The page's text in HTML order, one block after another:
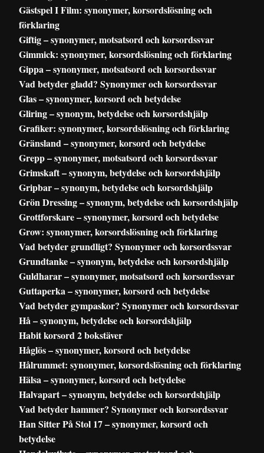
Gästspel I Film: synonymer, korsordslösning och
förklaring
Giftig – synonymer, motsatsord och korsordssvar
Gimmick: synonymer, korsordslösning och förklaring
Gippa – synonymer, motsatsord och korsordssvar
Vad betyder gladd? Synonymer och korsordssvar
Glas – synonymer, korsord och betydelse
Gliring – synonym, betydelse och korsordshjälp
Grafiker: synonymer, korsordslösning och förklaring
Gränsland – synonymer, korsord och betydelse
Grepp – synonymer, motsatsord och korsordssvar
Grimskaft – synonym, betydelse och korsordshjälp
Gripbar – synonym, betydelse och korsordshjälp
Grön Dressing – synonym, betydelse och korsordshjälp
Grottforskare – synonymer, korsord och betydelse
Grow: synonymer, korsordslösning och förklaring
Vad betyder grundligt? Synonymer och korsordssvar
Grundtanke – synonym, betydelse och korsordshjälp
Guldharar – synonymer, motsatsord och korsordssvar
Guttaperka – synonymer, korsord och betydelse
Vad betyder gympaskor? Synonymer och korsordssvar
Hå – synonym, betydelse och korsordshjälp
Habit korsord 2 bokstäver
Håglös – synonymer, korsord och betydelse
Hålrummet: synonymer, korsordslösning och förklaring
Hälsa – synonymer, korsord och betydelse
Halvapart – synonym, betydelse och korsordshjälp
Vad betyder hammer? Synonymer och korsordssvar
Han Sitter På Stol 17 – synonymer, korsord och
betydelse